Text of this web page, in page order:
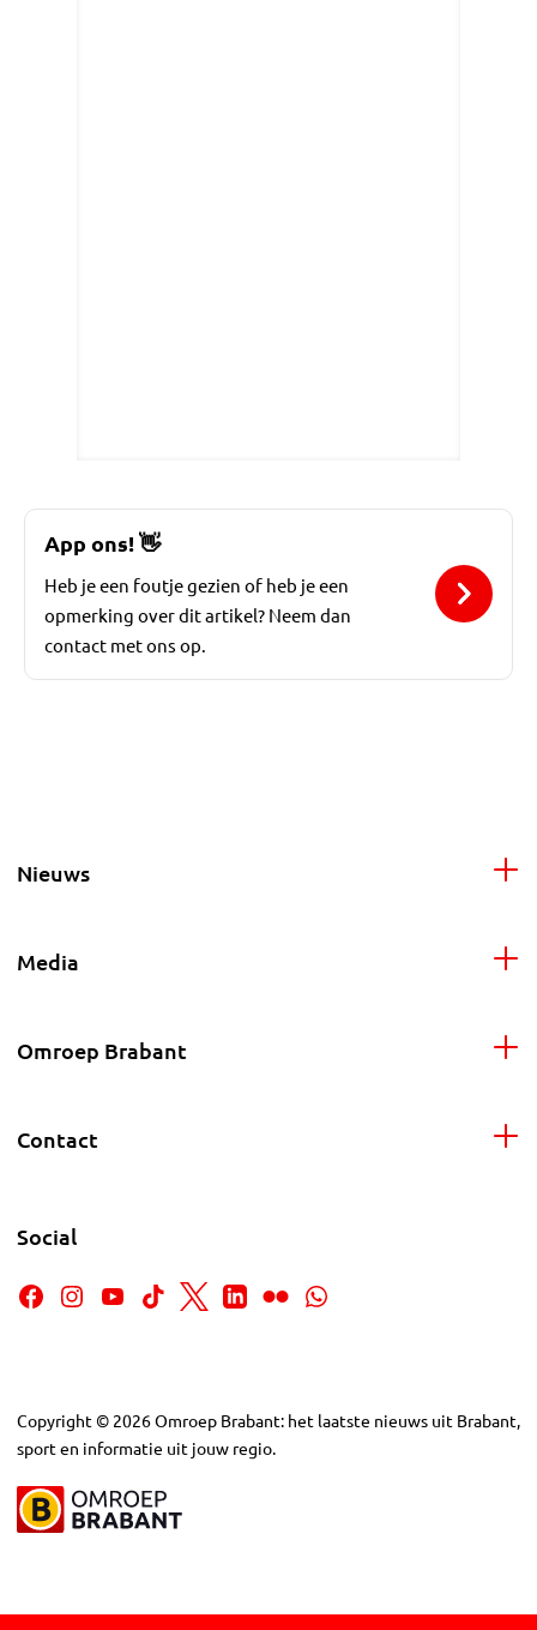
App ons! 👋
Heb je een foutje gezien of heb je een
opmerking over dit artikel? Neem dan
contact met ons op.
Nieuws
Media
Omroep Brabant
Contact
Social
Copyright © 2026Omroep Brabant: het laatste nieuws uit Brabant,
sport en informatie uit jouw regio.